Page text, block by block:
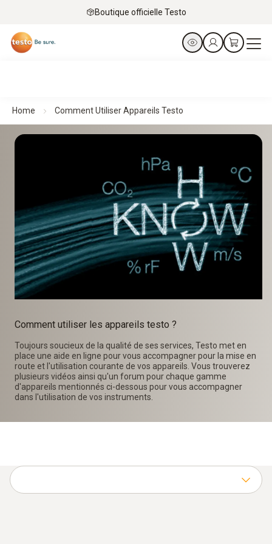
Boutique officielle Testo
Home Comment Utiliser Appareils Testo
Comment utiliser les appareils testo ?
Toujours soucieux de la qualité de ses services, Testo met en
place une aide en ligne pour vous accompagner pour la mise en
route et l'utilisation courante de vos appareils. Vous trouverez
plusieurs vidéos ainsi qu'un forum pour chaque gamme
d'appareils mentionnés ci-dessous pour vous accompagner
dans l'utilisation de vos instruments.